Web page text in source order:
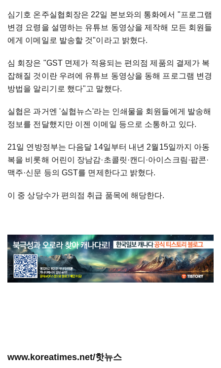
심기호 온주실협회장은 22일 본보와의 통화에서 "프로그램
변경 요령을 설명하는 유튜브 동영상을 제작해 모든 회원들
에게 이메일로 발송할 것"이라고 밝혔다.
심 회장은 "GST 면제가 적용되는 편의점 제품의 결제가 복
잡해질 것이란 우려에 유튜브 동영상을 동해 프로그램 변경
방법을 알리기로 했다"고 말했다.
실협은 과거엔 '실협뉴스'라는 인쇄물을 회원들에게 발송해
정보를 전달했지만 이젠 이메일 등으로 소통하고 있다.
21일 연방정부는 다음달 14일부터 내년 2월15일까지 아동
복을 비롯해 어린이 장남감·초콜릿 ·캔디·아이스크림·팝콘·
맥주·신문 등의 GST를 면제한다고 밝혔다.
이 중 상당수가 편의점 취급 품목에 해당한다.
www.koreatimes.net/핫뉴스